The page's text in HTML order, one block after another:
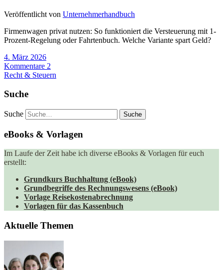
Veröffentlicht von Unternehmerhandbuch
Firmenwagen privat nutzen: So funktioniert die Versteuerung mit 1-
Prozent-Regelung oder Fahrtenbuch. Welche Variante spart Geld?
4. März 2026
Kommentare 2
Recht & Steuern
Suche
Suche
eBooks & Vorlagen
Im Laufe der Zeit habe ich diverse eBooks & Vorlagen für euch
erstellt:
Grundkurs Buchhaltung (eBook)
Grundbegriffe des Rechnungswesens (eBook)
Vorlage Reisekostenabrechnung
Vorlagen für das Kassenbuch
Aktuelle Themen